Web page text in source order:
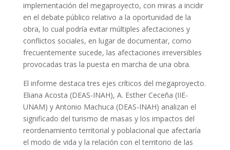
implementación del megaproyecto, con miras a incidir
en el debate público relativo a la oportunidad de la
obra, lo cual podría evitar múltiples afectaciones y
conflictos sociales, en lugar de documentar, como
frecuentemente sucede, las afectaciones irreversibles
provocadas tras la puesta en marcha de una obra.
El informe destaca tres ejes críticos del megaproyecto.
Eliana Acosta (DEAS-INAH), A. Esther Ceceña (IIE-
UNAM) y Antonio Machuca (DEAS-INAH) analizan el
significado del turismo de masas y los impactos del
reordenamiento territorial y poblacional que afectaría
el modo de vida y la relación con el territorio de las